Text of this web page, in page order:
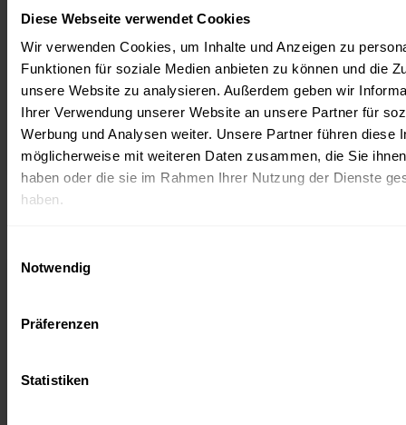
Diese Webseite verwendet Cookies
Wir verwenden Cookies, um Inhalte und Anzeigen zu
Funktionen für soziale Medien anbieten zu können und die
unsere Website zu analysieren. Außerdem geben wir
Ihrer Verwendung unserer Website an unsere Partner für
Werbung und Analysen weiter. Unsere Partner führen diese
möglicherweise mit weiteren Daten zusammen, die Sie
haben oder die sie im Rahmen Ihrer Nutzung der Dienste
haben.
Notwendig
Präferenzen
Statistiken
Technogym bringt Reformer-Pilates mit
„Technogym Reform“ in die Schweiz
Mit Technogym Reform erweitert Technogym sein
Produktportfolio um einen eigenen Reformer-Pilates-
Trainer und führt das Gerät auf dem Schweizer Markt
ein....
weiterlesen